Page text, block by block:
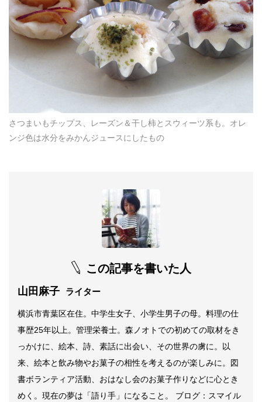
さつまいもチップス、レーズン＆干し柿とスウィーツ系も。オレ
ンジ色は水分をみかんジュースにしたもの
この記事を書いた人
山田麻子 ライター
横浜市青葉区在住。中学生女子、小学生男子の母。料理の仕
事歴25年以上。管理栄養士。森ノオトでの初めての取材をき
っかけに、絵本、詩、素話に出会い、その世界の虜に。以
来、絵本と飲み物やお菓子の相性を考えるのが楽しみに。図
書ボランティア活動、おはなし会のお菓子作りなどに心とき
めく。現在の夢は「語り手」になること。 ブログ：スマイル